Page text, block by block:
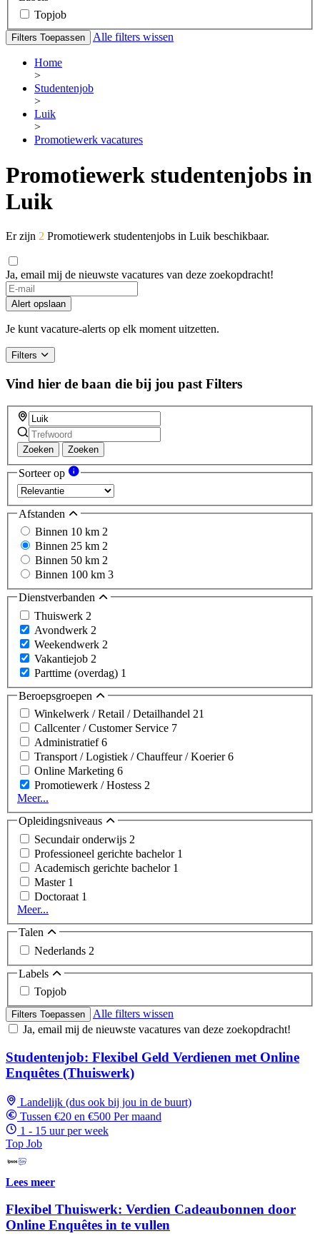
Topjob
Filters Toepassen Alle filters wissen
Home
>
Studentenjob
>
Luik
>
Promotiewerk vacatures
Promotiewerk studentenjobs in
Luik
Er zijn 2 Promotiewerk studentenjobs in Luik beschikbaar.
Ja, email mij de nieuwste vacatures van deze zoekopdracht!
Alert opslaan
Je kunt vacature-alerts op elk moment uitzetten.
Filters
Vind hier de baan die bij jou past Filters
Zoeken Zoeken
Sorteer op
Afstanden
Binnen 10 km 2
Binnen 25 km 2
Binnen 50 km 2
Binnen 100 km 3
Dienstverbanden
Thuiswerk 2
Avondwerk 2
Weekendwerk 2
Vakantiejob 2
Parttime (overdag) 1
Beroepsgroepen
Winkelwerk / Retail / Detailhandel 21
Callcenter / Customer Service 7
Administratief6
Transport / Logistiek / Chauffeur / Koerier6
Online Marketing 6
Promotiewerk / Hostess 2
Meer...
Opleidingsniveaus
Secundair onderwijs 2
Professioneel gerichte bachelor 1
Academisch gerichte bachelor 1
Master 1
Doctoraat 1
Meer...
Talen
Nederlands 2
Labels
Topjob
Filters Toepassen
Alle filters wissen
Ja, email mij de nieuwste vacatures van deze zoekopdracht!
Studentenjob: Flexibel Geld Verdienen met Online
Enquêtes (Thuiswerk)
Landelijk (dus ook bij jou in de buurt)
Tussen €20 en €500 Per maand
1 - 15 uur per week
Top Job
Lees meer
Flexibel Thuiswerk: Verdien Cadeaubonnen door
Online Enquêtes in te vullen